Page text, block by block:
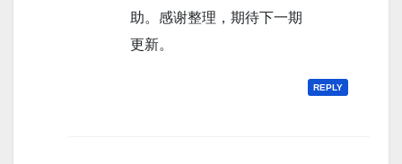
助。感谢整理，期待下一期
更新。
REPLY